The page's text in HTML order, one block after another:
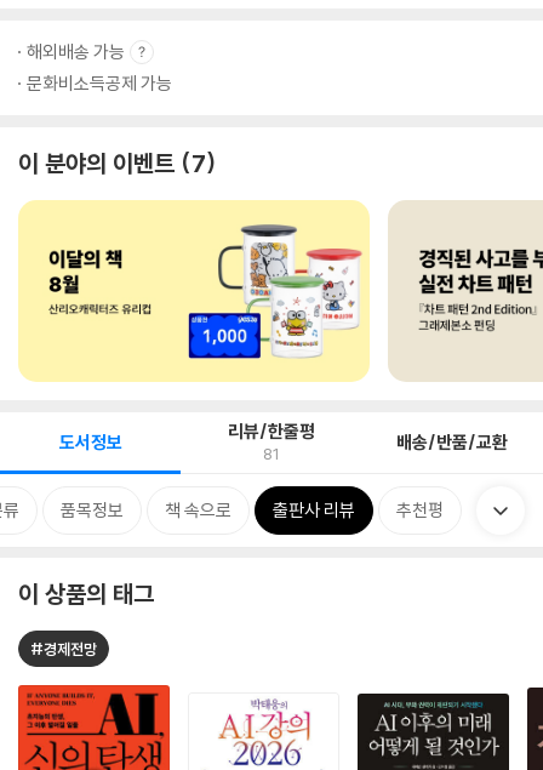
해외배송 가능
문화비소득공제 가능
이 분야의 이벤트 7
도서정보 리뷰/한줄평
81 배송/반품/교환
품목정보 책 속으로 출판사 리뷰 추천평
이 상품의 태그
#경제전망